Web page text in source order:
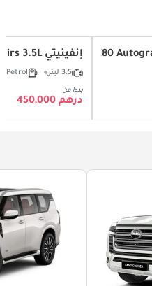
إنفينيتي QX80 Sensory Captain Chairs 3.5L
3.5 ليتر Petrol
بدءا من
درهم 450,000